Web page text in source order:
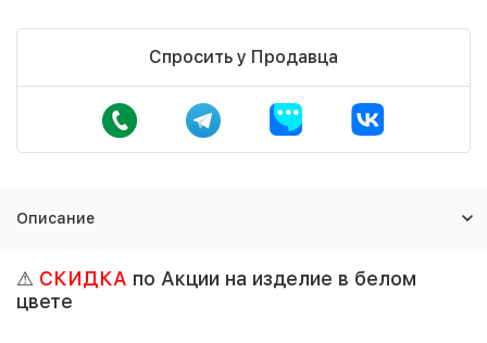
Спросить у Продавца
Описание
⚠ СКИДКА по Акции на изделие в белом
цвете